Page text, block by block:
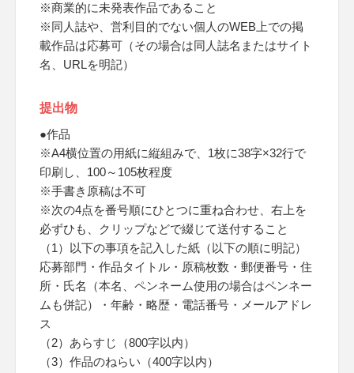
※商業的に未発表作品であること
※同人誌や、営利目的でない個人のWEB上での掲
載作品は応募可（その場合は同人誌名またはサイト
名、URLを明記）
提出物
●作品
※A4横位置の用紙に縦組みで、1枚に38字×32行で
印刷し、100～105枚程度
※手書き原稿は不可
※次の4点を番号順にひとつに重ね合わせ、右上を
必ずひも、クリップなどで綴じて送付すること
（1）以下の事項を記入した紙（以下の順に明記）
応募部門・作品タイトル・原稿枚数・郵便番号・住
所・氏名（本名、ペンネーム使用の場合はペンネー
ムも併記）・年齢・略歴・電話番号・メールアドレ
ス
（2）あらすじ（800字以内）
（3）作品のねらい（400字以内）